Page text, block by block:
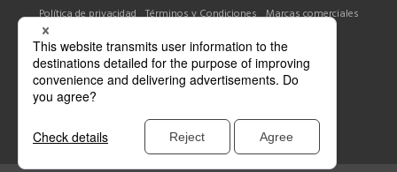
Política de privacidad Términos y Condiciones Marcas comerciales